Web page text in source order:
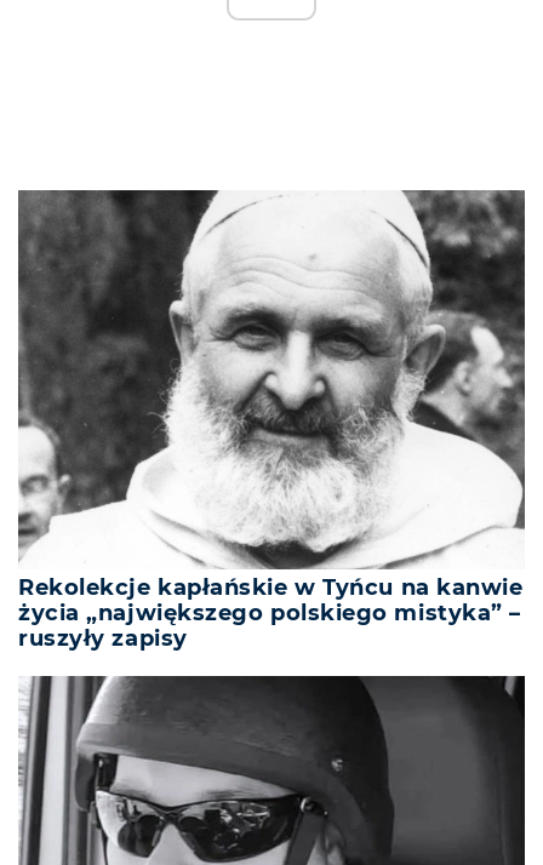
Rekolekcje kapłańskie w Tyńcu na kanwie
życia „największego polskiego mistyka” –
ruszyły zapisy